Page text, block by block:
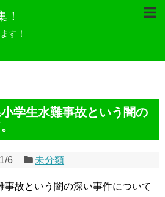
！
す！
学生水難事故という闇の
6 未分類
事故という闇の深い事件について